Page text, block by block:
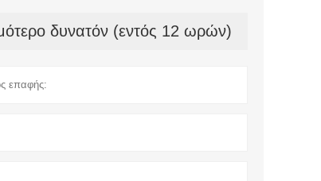
δυνατόν (εντός 12 ωρών)